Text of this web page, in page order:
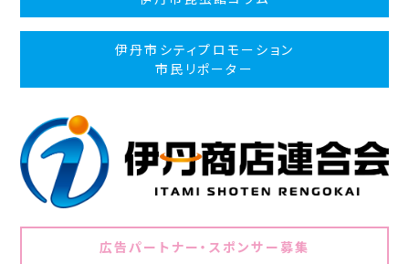
伊丹市シティプロモーション
市民リポーター
広告パートナー・スポンサー募集